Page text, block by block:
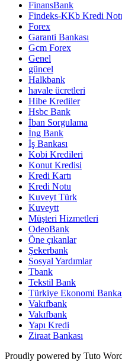
FinansBank
Findeks-KKb Kredi
Forex
Garanti Bankası
Gcm Forex
Genel
güncel
Halkbank
havale ücretleri
Hibe Krediler
Hsbc Bank
İban Sorgulama
İng Bank
İş Bankası
Kobi Kredileri
Konut Kredisi
Kredi Kartı
Kredi Notu
Kuveyt Türk
Kuveytt
Müşteri Hizmetleri
OdeoBank
Öne çıkanlar
Şekerbank
Sosyal Yardımlar
Tbank
Tekstil Bank
Türkiye Ekonomi
Vakıfbank
Vakıfbank
Yapı Kredi
Ziraat Bankası
Proudly powered by Tuto